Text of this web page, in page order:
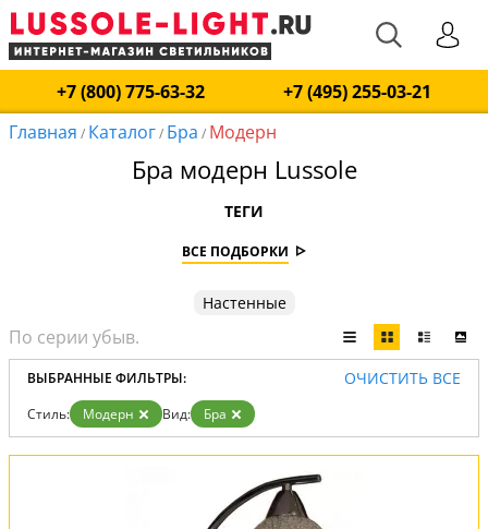
+7 (800) 775-63-32
+7 (495) 255-03-21
Главная / Каталог/ Бра / Модерн
Бра модерн Lussole
ТЕГИ
ВСЕ ПОДБОРКИ
Настенные
ВЫБРАННЫЕ ФИЛЬТРЫ: ОЧИСТИТЬ ВСЕ
Стиль: Модерн Вид: Бра